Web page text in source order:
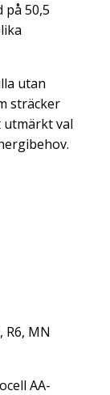
på 50,5
utan
sträcker
utmärkt val
R6, MN
AA-